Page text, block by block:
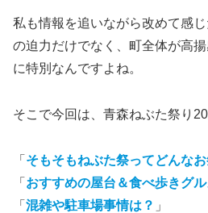
私も情報を追いながら改めて感
の迫力だけでなく、町全体が高
に特別なんですよね。
そこで今回は、青森ねぶた祭り
「 そもそもねぶた祭ってどんなお
「 おすすめの屋台＆食べ歩きグル
「 混雑や駐車場事情は？ 」